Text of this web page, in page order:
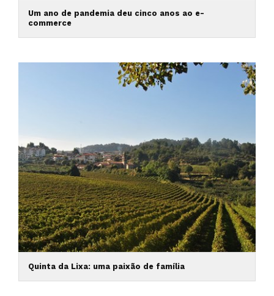
Um ano de pandemia deu cinco anos ao e-
commerce
Quinta da Lixa: uma paixão de família